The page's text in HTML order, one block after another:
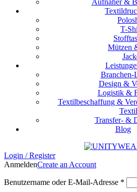
Aufnäher &
T-
Mützen
Branchen-
Design &
Logistik &
Textilbeschaffung &
Transfer- &
Blog
Login / Register
AnmeldenCreate an Account
Benutzername oder E-Mail-Adresse *